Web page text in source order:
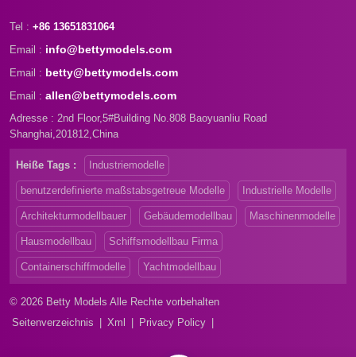
Tel : +86 13651831064
Email : info@bettymodels.com
Email : betty@bettymodels.com
Email : allen@bettymodels.com
Adresse : 2nd Floor,5#Building No.808 Baoyuanliu Road
Shanghai,201812,China
Heiße Tags : Industriemodelle
benutzerdefinierte maßstabsgetreue Modelle Industrielle Modelle
Architekturmodellbauer Gebäudemodellbau Maschinenmodelle
Hausmodellbau Schiffsmodellbau Firma
Containerschiffmodelle Yachtmodellbau
© 2026 Betty Models Alle Rechte vorbehalten
Seitenverzeichnis
Xml Privacy Policy